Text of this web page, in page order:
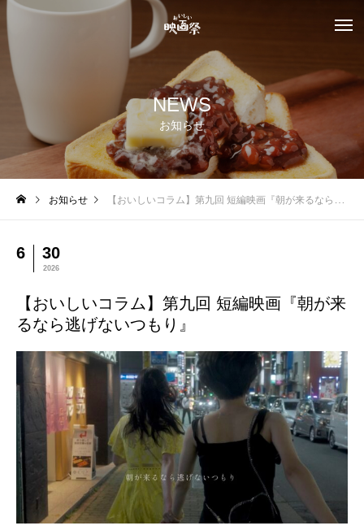
NEWS
お知らせ
お知らせ 【おいしいコラム】第九回 短編映画『朝が来るなら逃げないつもり』
6 30
2026
【おいしいコラム】第九回 短編映画『朝が来
るなら逃げないつもり』